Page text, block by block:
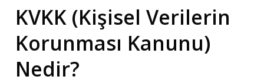
KVKK (Kişisel Verilerin
Korunması Kanunu)
Nedir?